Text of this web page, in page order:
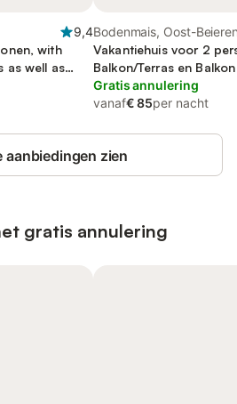
9,4
with
as well as
Bodenmais, Oost-
Vakantiehuis voor 2
Balkon/Terras en Balkon
Gratis annulering
vanaf€ 85per nacht
aanbiedingen zien
gratis annulering